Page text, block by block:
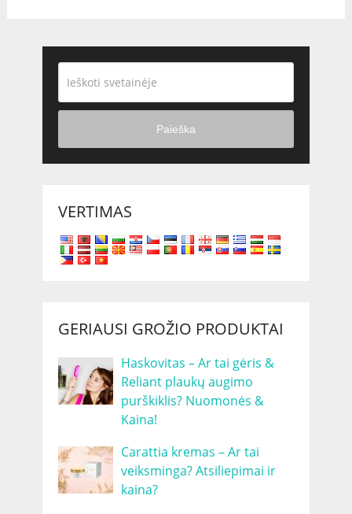
Paieška
VERTIMAS
GERIAUSI GROŽIO PRODUKTAI
Haskovitas – Ar tai gėris &
Reliant plaukų augimo
purškiklis? Nuomonės &
Kaina!
Carattia kremas – Ar tai
veiksminga? Atsiliepimai ir
kaina?